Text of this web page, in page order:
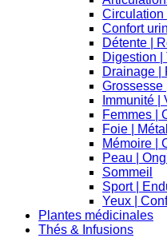
Circulation
Confort
Détente |
Digestion |
Drainage |
Grossesse
Immunité |
Femmes |
Foie |
Mémoire |
Peau |
Sommeil
Sport |
Yeux |
Plantes médicinales
Thés & Infusions